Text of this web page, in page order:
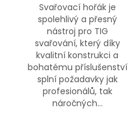
Svařovací hořák je
spolehlivý a přesný
nástroj pro TIG
svařování, který díky
kvalitní konstrukci a
bohatému příslušenství
splní požadavky jak
profesionálů, tak
náročných...